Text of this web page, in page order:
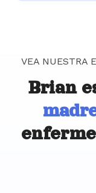
VEA NUESTRA
Brian